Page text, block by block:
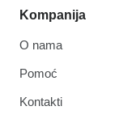
Kompanija
O nama
Pomoć
Kontakti